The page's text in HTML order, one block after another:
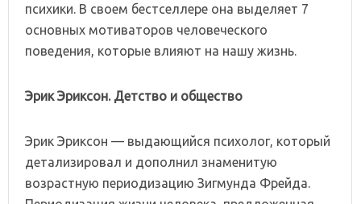
психики. В своем бестселлере она выделяет 7
основных мотиваторов человеческого
поведения, которые влияют на нашу жизнь.
Эрик Эриксон. Детство и общество
Эрик Эриксон — выдающийся психолог, который
детализировал и дополнил знаменитую
возрастную периодизацию Зигмунда Фрейда.